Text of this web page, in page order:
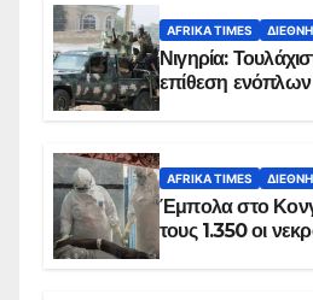
AFRIKA TIMES ΔΙΕΘΝΉ
Νιγηρία:
επίθεση
AFRIKA TIMES ΔΙΕΘΝΉ
Έμπολα στο
τους 1.350 οι